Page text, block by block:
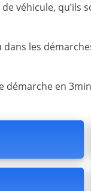
véhicule, qu’ils
les
en